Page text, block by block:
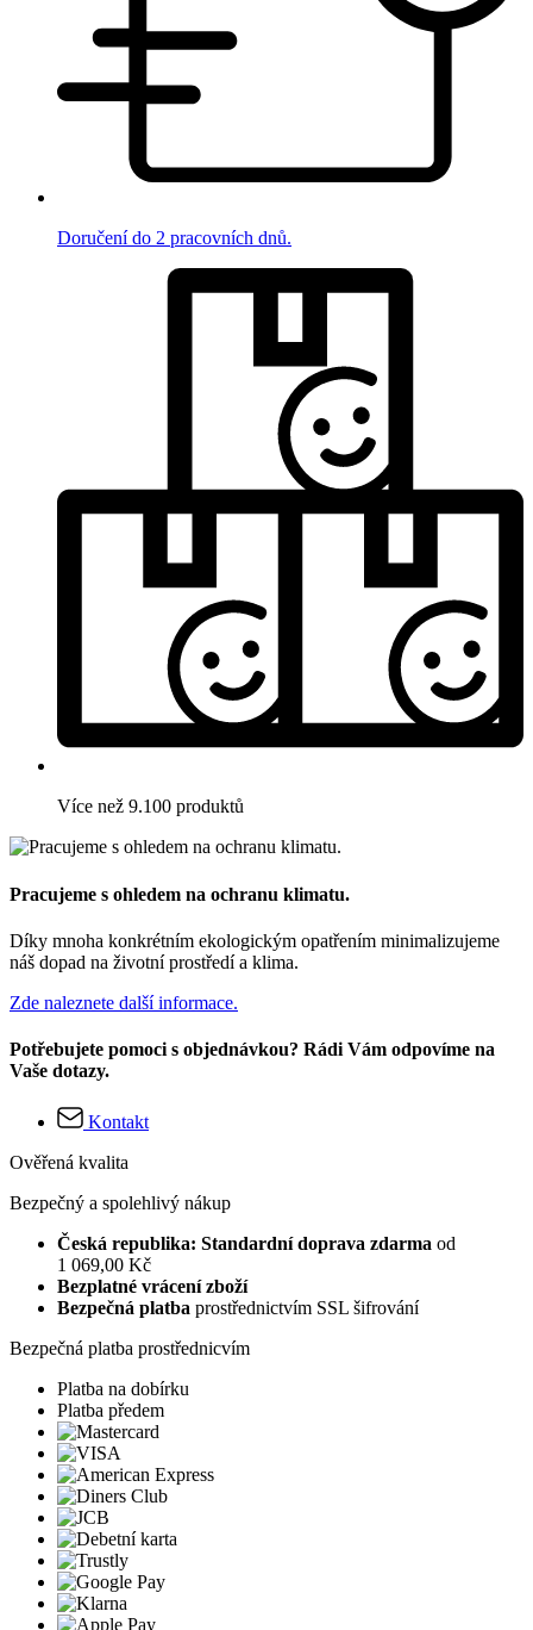
Doručení do 2 pracovních dnů.
Více než 9.100 produktů
Pracujeme s ohledem na ochranu klimatu.
Díky mnoha konkrétním ekologickým opatřením minimalizujeme
náš dopad na životní prostředí a klima.
Zde naleznete další informace.
Potřebujete pomoci s objednávkou? Rádi Vám odpovíme na
Vaše dotazy.
Kontakt
Ověřená kvalita
Bezpečný a spolehlivý nákup
Česká republika: Standardní doprava zdarma od
1 069,00 Kč
Bezplatné vrácení zboží
Bezpečná platba prostřednictvím SSL šifrování
Bezpečná platba prostřednicvím
Platba na dobírku
Platba předem